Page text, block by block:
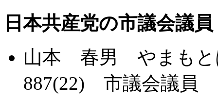
日本共産党の市議会議員
山本 春男 やま
887(22) 市議会議員